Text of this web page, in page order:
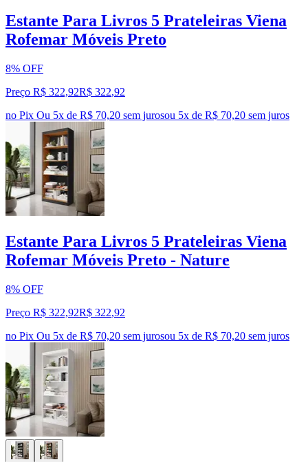
Estante Para Livros 5 Prateleiras Viena
Rofemar Móveis Preto
8% OFF
Preço R$ 322,92R$ 322,92
no Pix Ou 5x de R$ 70,20 sem jurosou 5x de R$ 70,20 sem juros
Estante Para Livros 5 Prateleiras Viena
Rofemar Móveis Preto - Nature
8% OFF
Preço R$ 322,92R$ 322,92
no Pix Ou 5x de R$ 70,20 sem jurosou 5x de R$ 70,20 sem juros